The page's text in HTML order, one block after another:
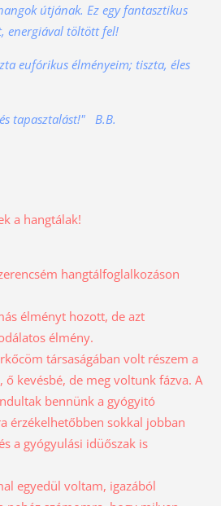
útjának. Ez egy fantasztikus
energiával töltött fel!
eufórikus élményeim; tiszta, éles
tapasztalást!" B.B.
a hangtálak!
hangtálfoglalkozáson
élményt hozott, de azt
élmény.
társaságában volt részem a
ő kevésbé, de meg voltunk fázva. A
bennünk a gyógyitó
érzékelhetőbben sokkal jobban
a gyógyulási idüőszak is
egyedül voltam, igazából